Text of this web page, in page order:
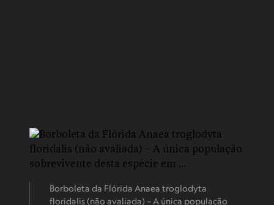
Borboleta da Flórida Anaea troglodyta
floridalis (não avaliada) – A única população